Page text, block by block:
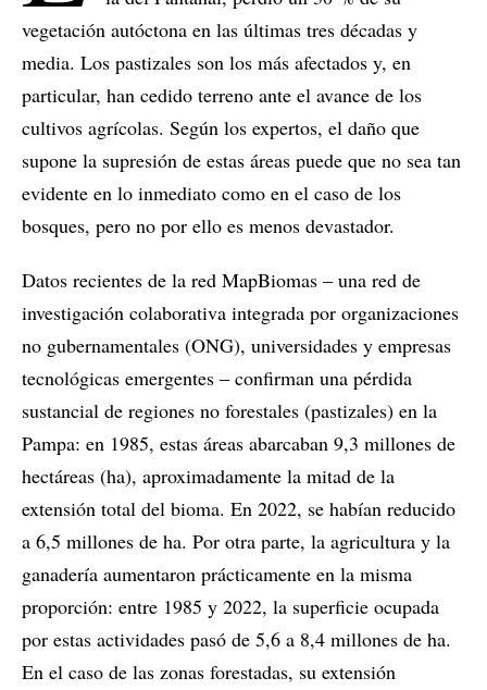
vegetación autóctona en las últimas tres décadas y
media. Los pastizales son los más afectados y, en
particular, han cedido terreno ante el avance de los
cultivos agrícolas. Según los expertos, el daño que
supone la supresión de estas áreas puede que no sea tan
evidente en lo inmediato como en el caso de los
bosques, pero no por ello es menos devastador.
Datos recientes de la red MapBiomas ‒ una red de
investigación colaborativa integrada por organizaciones
no gubernamentales (ONG), universidades y empresas
tecnológicas emergentes ‒ confirman una pérdida
sustancial de regiones no forestales (pastizales) en la
Pampa: en 1985, estas áreas abarcaban 9,3 millones de
hectáreas (ha), aproximadamente la mitad de la
extensión total del bioma. En 2022, se habían reducido
a 6,5 millones de ha. Por otra parte, la agricultura y la
ganadería aumentaron prácticamente en la misma
proporción: entre 1985 y 2022, la superficie ocupada
por estas actividades pasó de 5,6 a 8,4 millones de ha.
En el caso de las zonas forestadas, su extensión